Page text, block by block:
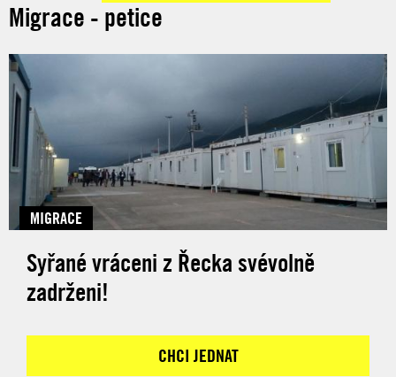
Migrace - petice
MIGRACE
Syřané vráceni z Řecka svévolně
zadrženi!
CHCI JEDNAT